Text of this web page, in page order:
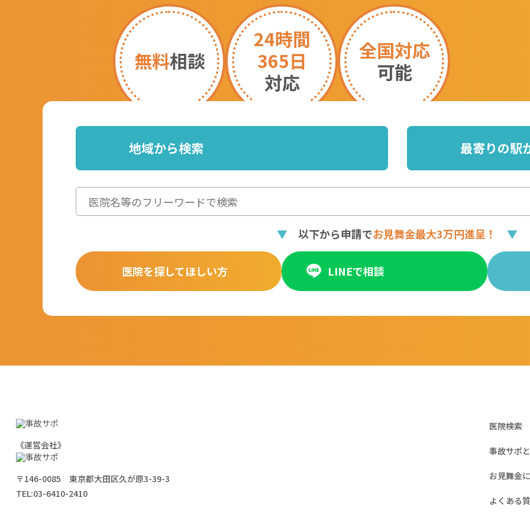
無料相談
24時間
365日
対応
全国対応
可能
地域から検索 最寄りの駅
▼ 以下から申請でお見舞金最大3万円進呈！ ▼
医院を探してほしい方 LINEで相談
《運営会社》
〒146-0085 東京都大田区久が原3-39-3
TEL:03-6410-2410
医院検索
事故サポ
お見舞金
よくある